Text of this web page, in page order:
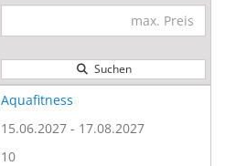
Suchen
Aquafitness
15.06.2027 - 17.08.2027
10